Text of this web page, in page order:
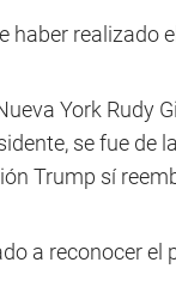
haber realizado
York Rudy
se fue de
Trump sí
a reconocer el